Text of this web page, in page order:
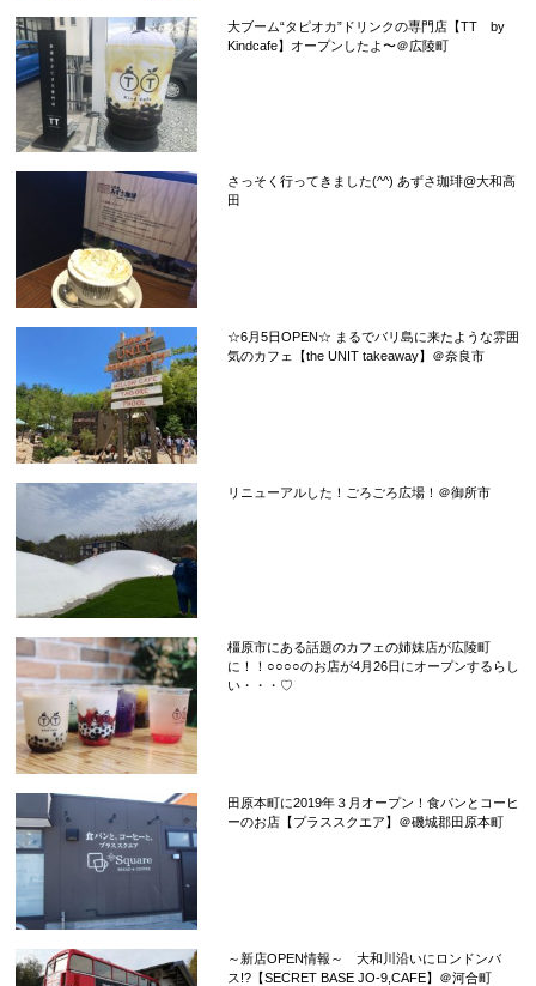
大ブーム“タピオカ”ドリンクの専門店【TT by
Kindcafe】オープンしたよ〜＠広陵町
さっそく行ってきました(^^) あずさ珈琲@大和高
田
☆6月5日OPEN☆ まるでバリ島に来たような雰囲
気のカフェ【the UNIT takeaway】＠奈良市
リニューアルした！ごろごろ広場！＠御所市
橿原市にある話題のカフェの姉妹店が広陵町
に！！○○○○のお店が4月26日にオープンするらし
い・・・♡
田原本町に2019年３月オープン！食パンとコーヒ
ーのお店【プラススクエア】＠磯城郡田原本町
～新店OPEN情報～ 大和川沿いにロンドンバ
ス!?【SECRET BASE JO-9,CAFE】＠河合町